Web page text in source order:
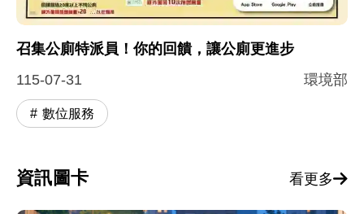
召集公廁特派員！你的回饋，讓公廁更進步
115-07-31
環境部
數位服務
資訊圖卡 看更多